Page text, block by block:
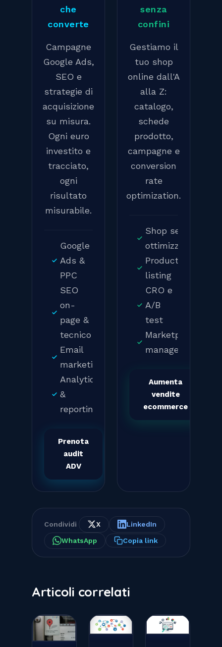
che
converte
Campagne
Google Ads,
SEO e
strategie di
acquisizione
su misura.
Ogni euro
investito e
tracciato,
ogni
risultato
misurabile.
Google
Ads &
PPC
SEO
on-
page &
tecnico
Email
marketing
Analytics
&
reporting
Prenota
audit
ADV
senza
confini
Gestiamo il
tuo shop
online dall'A
alla Z:
catalogo,
schede
prodotto,
campagne e
conversion
rate
optimization.
Shop setup e
ottimizzazione
Product
listing
CRO e
A/B
test
Marketplace
management
Aumenta
vendite
ecommerce
Condividi X LinkedIn
WhatsApp Copia link
Articoli correlati